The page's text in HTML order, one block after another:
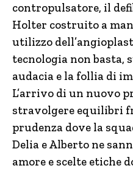
contropulsatore, il
Holter costruito a
utilizzo
tecnologia non basta,
audacia e la follia di
L’arrivo di un nuovo
stravolgere equilibri
prudenza dove la
Delia e Alberto ne
amore e scelte etiche